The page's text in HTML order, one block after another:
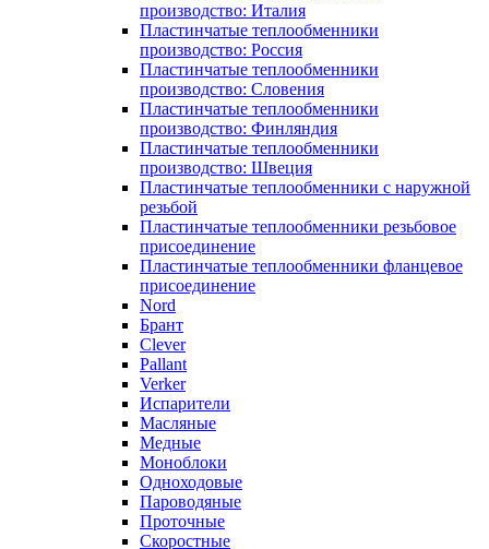
производство: Италия
Пластинчатые теплообменники
производство: Россия
Пластинчатые теплообменники
производство: Словения
Пластинчатые теплообменники
производство: Финляндия
Пластинчатые теплообменники
производство: Швеция
Пластинчатые теплообменники с наружной
резьбой
Пластинчатые теплообменники резьбовое
присоединение
Пластинчатые теплообменники фланцевое
присоединение
Nord
Брант
Clever
Pallant
Verker
Испарители
Масляные
Медные
Моноблоки
Одноходовые
Пароводяные
Проточные
Скоростные